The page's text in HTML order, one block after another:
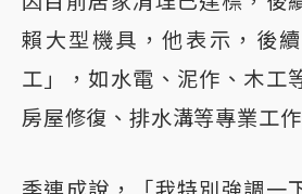
賴大型機具，他表示，後
工」，如水電、泥作、木工
房屋修復、排水溝等專業工作